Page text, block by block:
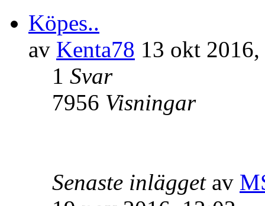
Köpes..
av Kenta78 13 okt
1 Svar
7956 Visningar
Senaste inlägget av